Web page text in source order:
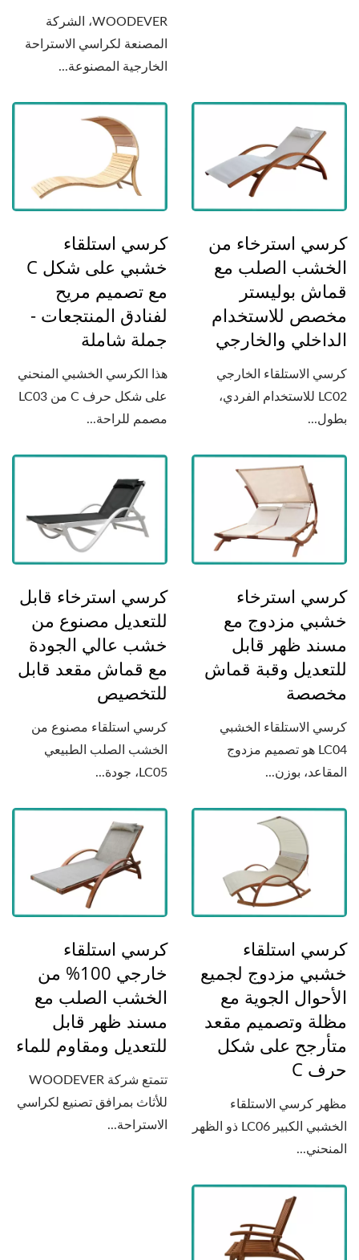
WOODEVER، الشركة
المصنعة لكراسي الاستراحة
الخارجية المصنوعة...
كرسي استرخاء من
الخشب الصلب مع
قماش بوليستر
مخصص للاستخدام
الداخلي والخارجي
كرسي الاستلقاء الخارجي
LC02 للاستخدام الفردي،
بطول...
كرسي استلقاء
خشبي على شكل C
مع تصميم مريح
لفنادق المنتجعات -
جملة شاملة
هذا الكرسي الخشبي المنحني
على شكل حرف C من LC03
مصمم للراحة...
كرسي استرخاء
خشبي مزدوج مع
مسند ظهر قابل
للتعديل وقبة قماش
مخصصة
كرسي الاستلقاء الخشبي
LC04 هو تصميم مزدوج
المقاعد، بوزن...
كرسي استرخاء قابل
للتعديل مصنوع من
خشب عالي الجودة
مع قماش مقعد قابل
للتخصيص
كرسي استلقاء مصنوع من
الخشب الصلب الطبيعي
LC05، جودة...
كرسي استلقاء
خشبي مزدوج لجميع
الأحوال الجوية مع
مظلة وتصميم مقعد
متأرجح على شكل
حرف C
مظهر كرسي الاستلقاء
الخشبي الكبير LC06 ذو الظهر
المنحني...
كرسي استلقاء
خارجي 100% من
الخشب الصلب مع
مسند ظهر قابل
للتعديل ومقاوم للماء
تتمتع شركة WOODEVER
للأثاث بمرافق تصنيع لكراسي
الاستراحة...